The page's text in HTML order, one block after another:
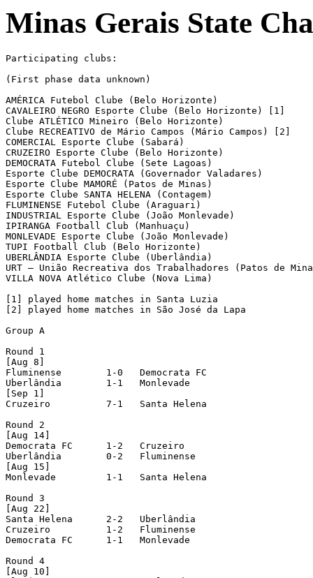
Minas Gerais State
Participating clubs:
(First phase data unknown)
AMÉRICA Futebol Clube (Belo Horizonte)
CAVALEIRO NEGRO Esporte Clube (Belo Horizonte) [1]
Clube ATLÉTICO Mineiro (Belo Horizonte)
Clube RECREATIVO de Mário Campos (Mário Campos) [2]
COMERCIAL Esporte Clube (Sabará)
CRUZEIRO Esporte Clube (Belo Horizonte)
DEMOCRATA Futebol Clube (Sete Lagoas)
Esporte Clube DEMOCRATA (Governador Valadares)
Esporte Clube MAMORÉ (Patos de Minas)
Esporte Clube SANTA HELENA (Contagem)
FLUMINENSE Futebol Clube (Araguari)
INDUSTRIAL Esporte Clube (João Monlevade)
IPIRANGA Football Club (Manhuaçu)
MONLEVADE Esporte Clube (João Monlevade)
TUPI Football Club (Belo Horizonte)
UBERLÂNDIA Esporte Clube (Uberlândia)
URT – União Recreativa dos Trabalhadores (Patos de
VILLA NOVA Atlético Clube (Nova Lima)
[1] played home matches in Santa Luzia
[2] played home matches in São José da Lapa
Group A
Round 1
[Aug 8]
Fluminense        1-0   Democrata FC
Uberlândia        1-1   Monlevade
[Sep 1]
Cruzeiro          7-1   Santa Helena
Round 2
[Aug 14]
Democrata FC      1-2   Cruzeiro
Uberlândia        0-2   Fluminense
[Aug 15]
Monlevade         1-1   Santa Helena
Round 3
[Aug 22]
Santa Helena      2-2   Uberlândia
Cruzeiro          1-2   Fluminense
Democrata FC      1-1   Monlevade
Round 4
[Aug 10]